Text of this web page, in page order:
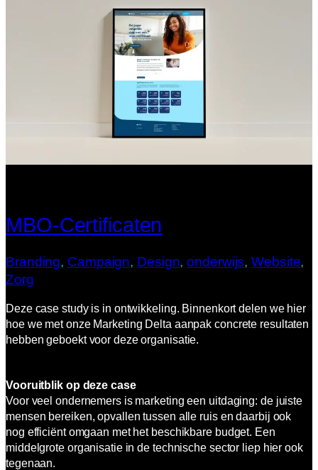
MBO-Certificaten
Branding, Campaign, Design, onderwijs, Website
Zorg
Deze case study is in ontwikkeling. Binnenkort delen we hier
hoe we met onze Marketing Delta aanpak concrete resultaten
hebben geboekt voor deze organisatie.
Vooruitblik op deze case
Voor veel ondernemers is marketing een uitdaging: de juiste
mensen bereiken, opvallen tussen alle ruis en daarbij ook
nog efficiënt omgaan met het beschikbare budget. Een
middelgrote organisatie in de technische sector liep hier ook
tegenaan.